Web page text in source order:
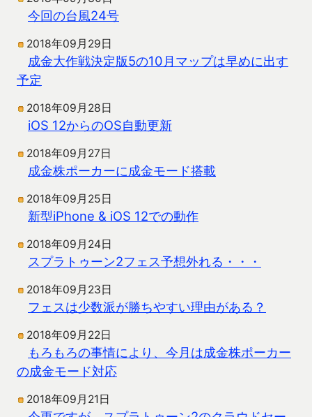
今回の台風24号
2018年09月29日
成金大作戦決定版5の10月マップは早めに出す
予定
2018年09月28日
iOS 12からのOS自動更新
2018年09月27日
成金株ポーカーに成金モード搭載
2018年09月25日
新型iPhone & iOS 12での動作
2018年09月24日
スプラトゥーン2フェス予想外れる・・・
2018年09月23日
フェスは少数派が勝ちやすい理由がある？
2018年09月22日
もろもろの事情により、今月は成金株ポーカー
の成金モード対応
2018年09月21日